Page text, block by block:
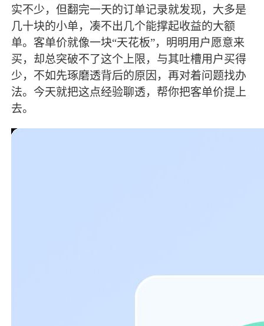
实不少，但翻完一天的订单记录就发现，大多是
几十块的小单，凑不出几个能撑起收益的大额
单。客单价就像一块“天花板”，明明用户愿意来
买，却总突破不了这个上限，与其吐槽用户买得
少，不如先琢磨透背后的原因，再对着问题找办
法。今天就把这点经验聊透，帮你把客单价提上
去。